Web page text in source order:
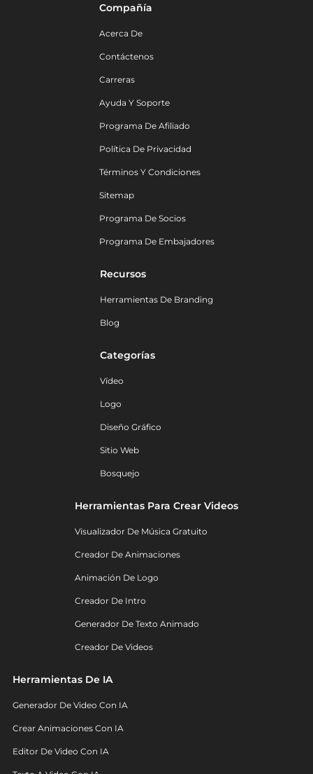
Compañía
Acerca De
Contáctenos
Carreras
Ayuda Y Soporte
Programa De Afiliado
Política De Privacidad
Términos Y Condiciones
Sitemap
Programa De Socios
Programa De Embajadores
Recursos
Herramientas De Branding
Blog
Categorías
Vídeo
Logo
Diseño Gráfico
Sitio Web
Bosquejo
Herramientas Para Crear Videos
Visualizador De Música Gratuito
Creador De Animaciones
Animación De Logo
Creador De Intro
Generador De Texto Animado
Creador De Videos
Herramientas De IA
Generador De Video Con IA
Crear Animaciones Con IA
Editor De Video Con IA